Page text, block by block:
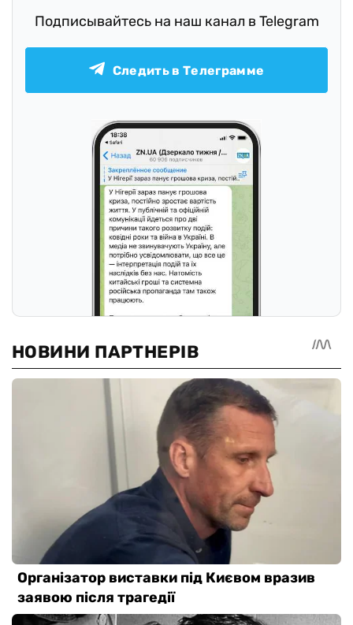
Подписывайтесь на наш канал в Telegram
Следить в Телеграмме